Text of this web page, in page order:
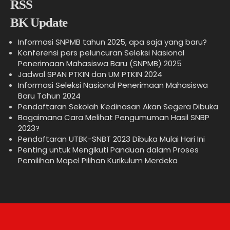
BK Update
Informasi SNPMB tahun 2025, apa saja yang baru?
Konferensi pers peluncuran Seleksi Nasional
Penerimaan Mahasiswa Baru (SNPMB) 2025
Jadwal SPAN PTKIN dan UM PTKIN 2024
Informasi Seleksi Nasional Penerimaan Mahasiswa
Baru Tahun 2024
Pendaftaran Sekolah Kedinasan Akan Segera Dibuka
Bagaimana Cara Melihat Pengumuman Hasil SNBP
2023?
Pendaftaran UTBK-SNBT 2023 Dibuka Mulai Hari Ini
Penting untuk Mengikuti Panduan dalam Proses
Pemilihan Mapel Pilihan Kurikulum Merdeka